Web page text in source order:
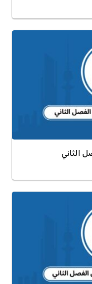
الثاني